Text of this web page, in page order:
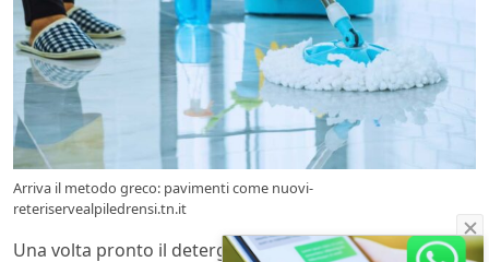
Arriva il metodo greco: pavimenti come nuovi-
reteriservealpiledrensi.tn.it
Una volta pronto il detergente, l’applicazione richiede